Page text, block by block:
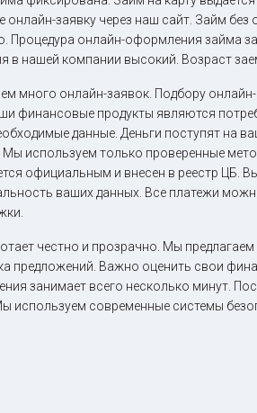
заявку через наш сайт. Займ
онлайн-оформления займа
в нашей компании высокий. Возраст
много онлайн-заявок. Подбору
финансовые продукты являются
данные. Деньги поступят на
используем только проверенные
официальным и внесен в реестр ЦБ.
ваших данных. Все платежи
честно и прозрачно. Мы предлагаем
предложений. Важно оценить свои
занимает всего несколько минут.
используем современные системы